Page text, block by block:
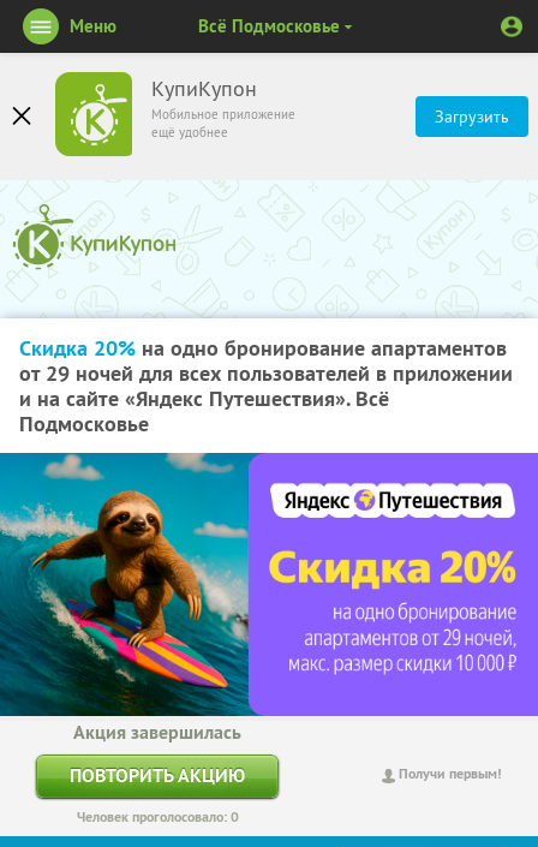
КупиКупон
Мобильное приложение
ещё удобнее
Загрузить
Меню Всё Подмосковье
Скидка 20% на одно бронирование апартаментов
от 29 ночей для всех пользователей в приложении
и на сайте «Яндекс Путешествия». Всё
Подмосковье
Получи первым!
Акция завершилась
ПОВТОРИТЬ АКЦИЮ
Человек проголосовало: 0